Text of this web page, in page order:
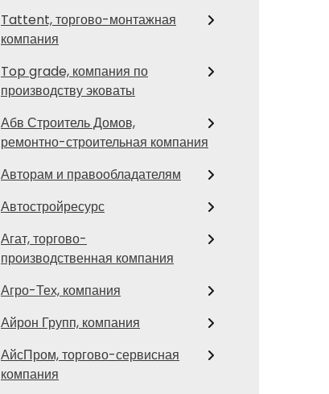
Tattent, торгово-монтажная
компания
Top grade, компания по
производству эковаты
Абв Строитель Домов,
ремонтно-строительная компания
Авторам и правообладателям
Автостройресурс
Агат, торгово-
производственная компания
Агро-Тех, компания
Айрон Групп, компания
АйсПром, торгово-сервисная
компания